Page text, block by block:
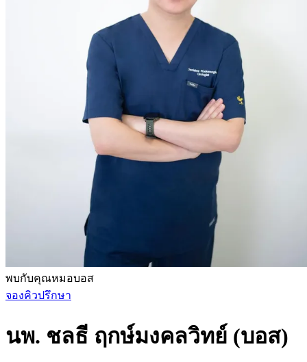
พบกับคุณหมอบอส
จองคิวปรึกษา
นพ. ชลธี ฤกษ์มงคลวิทย์ (บอส)